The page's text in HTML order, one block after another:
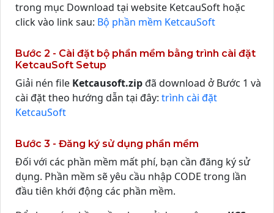
trong mục Download tại website KetcauSoft hoặc
click vào link sau: Bộ phần mềm KetcauSoft
Bước 2 - Cài đặt bộ phần mềm bằng trình cài đặt
KetcauSoft Setup
Giải nén file Ketcausoft.zipđã download ở Bước 1 và
cài đặt theo hướng dẫn tại đây: trình cài đặt
KetcauSoft
Bước 3 - Đăng ký sử dụng phần mềm
Đối với các phần mềm mất phí, bạn cần đăng ký sử
dụng. Phần mềm sẽ yêu cầu nhập CODE trong lần
đầu tiên khới động các phần mềm.